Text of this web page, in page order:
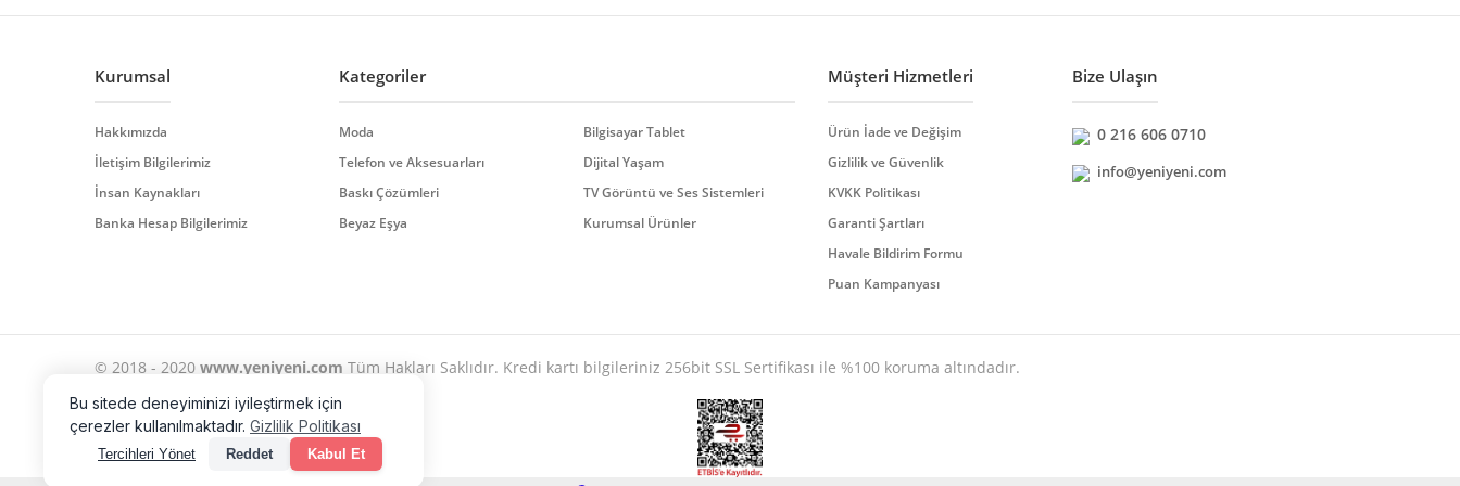
Gönder
Kurumsal
Hakkımızda
İletişim Bilgilerimiz
İnsan Kaynakları
Banka Hesap Bilgilerimiz
Kategoriler
Moda
Telefon ve Aksesuarları
Baskı Çözümleri
Beyaz Eşya
Bilgisayar Tablet
Dijital Yaşam
TV Görüntü ve Ses Sistemleri
Kurumsal Ürünler
Müşteri Hizmetleri
Ürün İade ve Değişim
Gizlilik ve Güvenlik
KVKK Politikası
Garanti Şartları
Havale Bildirim Formu
Puan Kampanyası
Bize Ulaşın
0 216 606 0710
info@yeniyeni.com
© 2018 - 2020 www.yeniyeni.com Tüm Hakları Saklıdır. Kredi kartı bilgileriniz 256bit SSL Sertifikası ile %100 koruma altındadır.